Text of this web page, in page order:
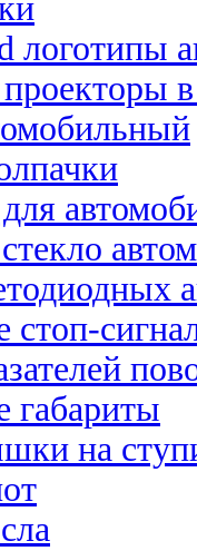
логотипы
стоп-
габариты
на